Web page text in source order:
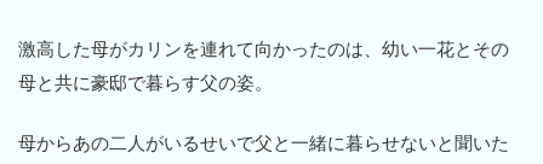
激高した母がカリンを連れて向かったのは、幼い一花とその
母と共に豪邸で暮らす父の姿。
母からあの二人がいるせいで父と一緒に暮らせないと聞いた